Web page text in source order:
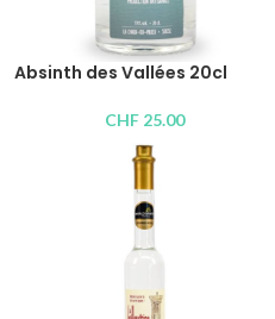
Absinth des Vallées 20cl
CHF 25.00